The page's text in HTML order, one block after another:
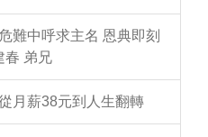
難中呼求主名 恩典即刻
春 弟兄
月薪38元到人生翻轉